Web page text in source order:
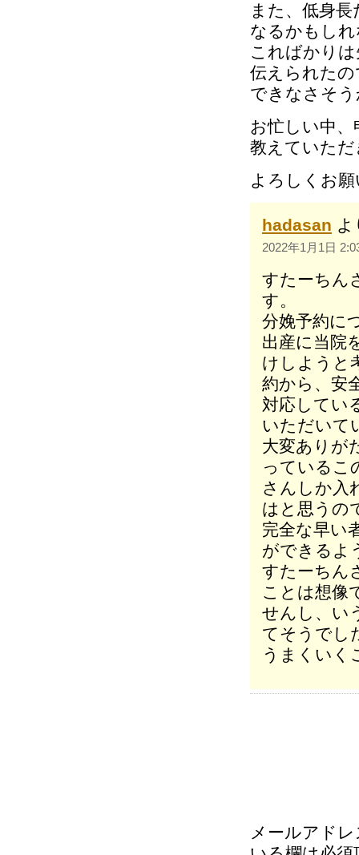
また、低身
なるかもし
こればかり
伝えられた
できなさそ
お忙しい中
教えていた
よろしくお
hadasan よ
2022年1月1日
すたーちん
す。
分娩予約に
出産に当院
けしようと
約から、安
対応してい
いただいて
大変ありが
っているこ
さんしか入
はと思うの
完全な早い
ができるよ
すたーちん
ことは想像
せんし、い
てそうでし
うまくいく
メールアド